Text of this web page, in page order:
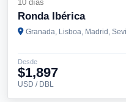
10 días
Ronda Ibérica
Granada, Lisboa, Madrid,
Desde
$1,897
USD / DBL